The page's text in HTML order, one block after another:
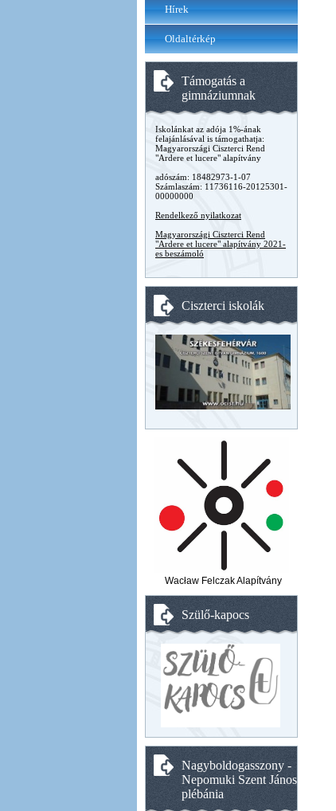
Hírek
Oldaltérkép
Támogatás a
gimnáziumnak
Iskolánkat az adója 1%-ának
felajánlásával is támogathatja:
Magyarországi Ciszterci Rend
"Ardere et lucere" alapítvány
adószám: 18482973-1-07
Számlaszám: 11736116-20125301-
00000000
Rendelkező nyilatkozat
Magyarországi Ciszterci Rend
"Ardere et lucere" alapítvány 2021-
es beszámoló
Ciszterci iskolák
Wacław Felczak Alapítvány
Szülő-kapocs
Nagyboldogasszony -
Nepomuki Szent János
plébánia